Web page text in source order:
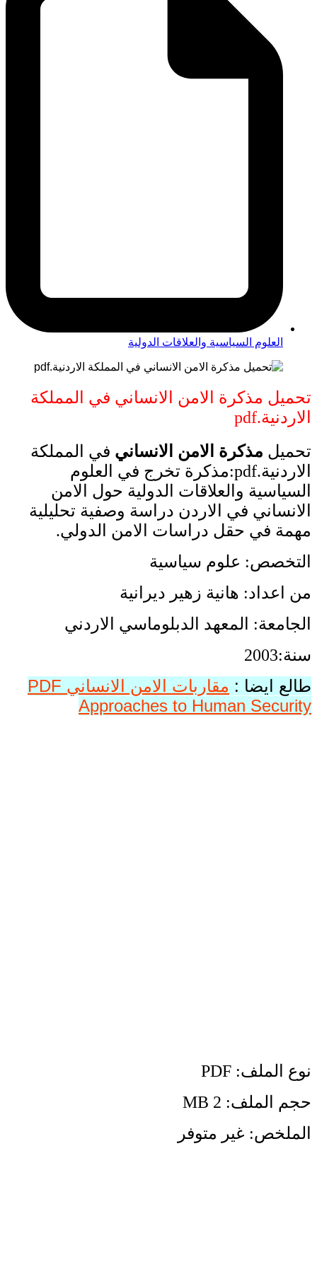
العلوم السياسية والعلاقات الدولية
تحميل مذكرة الامن الانساني في المملكة
الاردنية.pdf
تحميل مذكرة الامن الانساني في المملكة
الاردنية.pdf:مذكرة تخرج في العلوم
السياسية والعلاقات الدولية حول الامن
الانساني في الاردن دراسة وصفية تحليلية
مهمة في حقل دراسات الامن الدولي.
التخصص: علوم سياسية
من اعداد: هانية زهير ديرانية
الجامعة: المعهد الدبلوماسي الاردني
سنة:2003
طالع ايضا :
مقاربات الامن الانساني PDF
Approaches to Human Security
نوع الملف: PDF
حجم الملف: 2 MB
الملخص: غير متوفر